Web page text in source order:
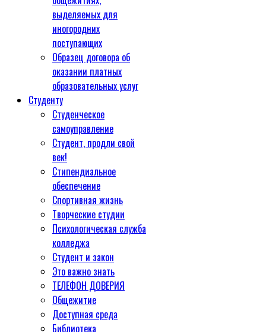
выделяемых для
иногородних
поступающих
Образец договора об
оказании платных
образовательных услуг
Студенту
Студенческое
самоуправление
Студент, продли свой
век!
Стипендиальное
обеспечение
Спортивная жизнь
Творческие студии
Психологическая служба
колледжа
Студент и закон
Это важно знать
ТЕЛЕФОН ДОВЕРИЯ
Общежитие
Доступная среда
Библиотека